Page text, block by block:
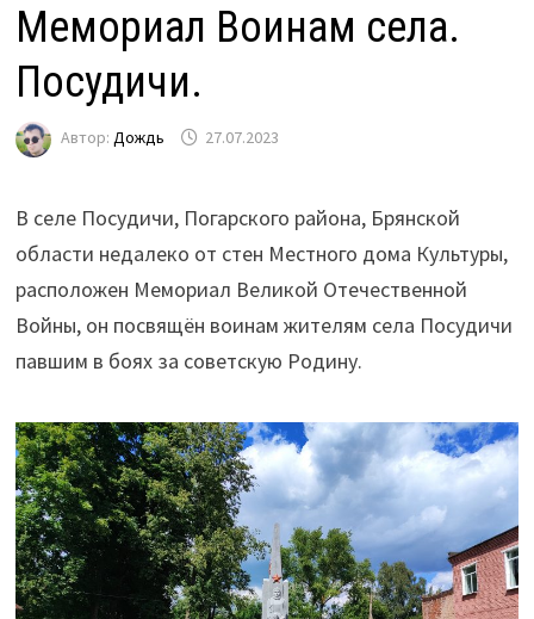
Мемориал Воинам села.
Посудичи.
Автор: Дождь 27.07.2023
В селе Посудичи, Погарского района, Брянской
области недалеко от стен Местного дома Культуры,
расположен Мемориал Великой Отечественной
Войны, он посвящён воинам жителям села Посудичи
павшим в боях за советскую Родину.